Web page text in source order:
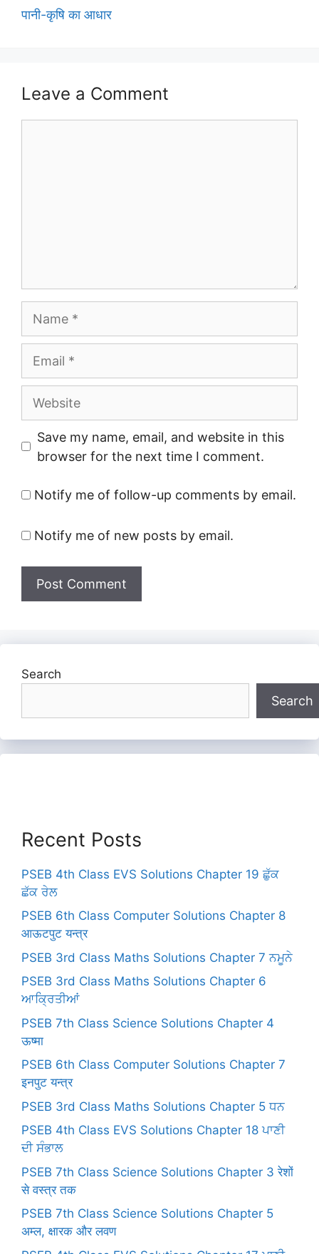
पानी-कृषि का आधार
Leave a Comment
Website
Save my name, email, and website in this
browser for the next time I comment.
Notify me of follow-up comments by email.
Notify me of new posts by email.
Search
Search
Recent Posts
PSEB 4th Class EVS Solutions Chapter 19 ਛੁੱਕ
ਛੱਕ ਰੇਲ
PSEB 6th Class Computer Solutions Chapter 8
आऊटपुट यन्त्र
PSEB 3rd Class Maths Solutions Chapter 7 ਨਮੂਨੇ
PSEB 3rd Class Maths Solutions Chapter 6
ਆਕ੍ਰਿਤੀਆਂ
PSEB 7th Class Science Solutions Chapter 4
ऊष्मा
PSEB 6th Class Computer Solutions Chapter 7
इनपुट यन्त्र
PSEB 3rd Class Maths Solutions Chapter 5 ਧਨ
PSEB 4th Class EVS Solutions Chapter 18 ਪਾਣੀ
ਦੀ ਸੰਭਾਲ
PSEB 7th Class Science Solutions Chapter 3 रेशों
से वस्त्र तक
PSEB 7th Class Science Solutions Chapter 5
अम्ल, क्षारक और लवण